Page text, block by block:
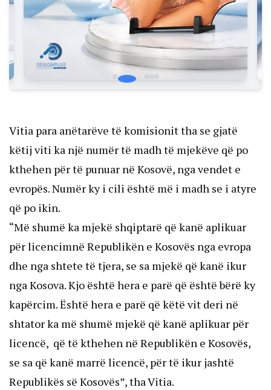
Vitia para anëtarëve të komisionit tha se gjatë
këtij viti ka një numër të madh të mjekëve që po
kthehen për të punuar në Kosovë, nga vendet e
evropës. Numër ky i cili është më i madh se i atyre
që po ikin.
“Më shumë ka mjekë shqiptarë që kanë aplikuar
për licencimnë Republikën e Kosovës nga evropa
dhe nga shtete të tjera, se sa mjekë që kanë ikur
nga Kosova. Kjo është hera e parë që është bërë ky
kapërcim. Është hera e parë që këtë vit deri në
shtator ka më shumë mjekë që kanë aplikuar për
licencë, që të kthehen në Republikën e Kosovës,
se sa që kanë marrë licencë, për të ikur jashtë
Republikës së Kosovës”, tha Vitia.